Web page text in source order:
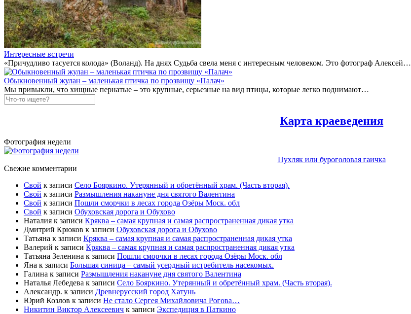
Интересные встречи
«Причудливо тасуется колода» (Воланд). На днях Судьба свела меня с интересным человеком. Это фотограф Алексей…
Обыкновенный жулан – маленькая птичка по прозвищу «Палач»
Мы привыкли, что хищные пернатые – это крупные, серьезные на вид птицы, которые легко поднимают…
Карта краеведения
Фотография недели
Пухляк или буроголовая гаичка
Свежие комментарии
Свой к записи Село Бояркино. Утерянный и обретённый храм. (Часть вторая).
Свой к записи Размышления накануне дня святого Валентина
Свой к записи Пошли сморчки в лесах города Озёры Моск. обл
Свой к записи Обуховская дорога и Обухово
Наталия к записи Кряква – самая крупная и самая распространенная дикая утка
Дмитрий Крюков к записи Обуховская дорога и Обухово
Татьяна к записи Кряква – самая крупная и самая распространенная дикая утка
Валерий к записи Кряква – самая крупная и самая распространенная дикая утка
Татьяна Зеленина к записи Пошли сморчки в лесах города Озёры Моск. обл
Яна к записи Большая синица – самый усердный истребитель насекомых.
Галина к записи Размышления накануне дня святого Валентина
Наталья Лебедева к записи Село Бояркино. Утерянный и обретённый храм. (Часть вторая).
Александр. к записи Древнерусский город Хатунь
Юрий Козлов к записи Не стало Сергея Михайловича Рогова…
Никитин Виктор Алексеевич к записи Экспедиция в Паткино